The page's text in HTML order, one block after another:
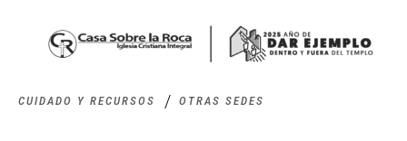
CUIDADO Y RECURSOS OTRAS SEDES